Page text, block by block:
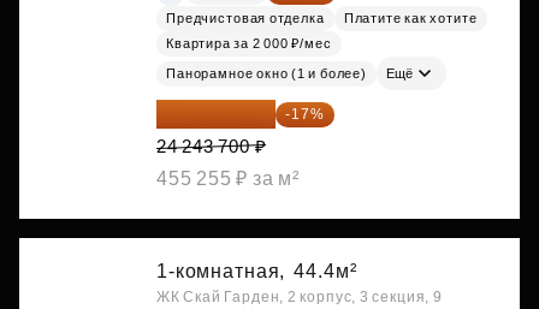
Предчистовая отделка
Платите как хотите
Квартира за 2 000 ₽/мес
Панорамное окно (1 и более) Ещё
20 122 271 ₽ -17%
24 243 700 ₽
455 255 ₽ за м²
1-комнатная, 44.4м²
ЖК Скай Гарден, 2 корпус, 3 секция, 9